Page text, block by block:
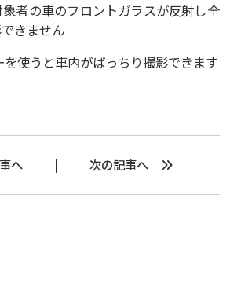
者の車のフロントガラスが反射し全
きません
使うと車内がばっちり撮影できます
へ 次の記事へ